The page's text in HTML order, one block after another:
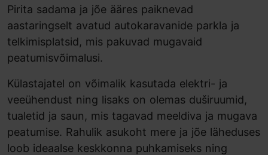
Pirita sadama ja jõe ääres paiknevad
aastaringselt avatud autokaravanide parkla ja
telkimisplatsid, mis pakuvad mugavaid
peatumisvõimalusi.
Külastajatel on võimalik kasutada elektri- ja
veeühendust ning lisaks on olemas duširuumid,
tualetid ja saun, mis tagavad meeldiva ja mugava
peatumise. Rahulik asukoht mere ja jõe läheduses
loob ideaalse keskkonna puhkamiseks ning